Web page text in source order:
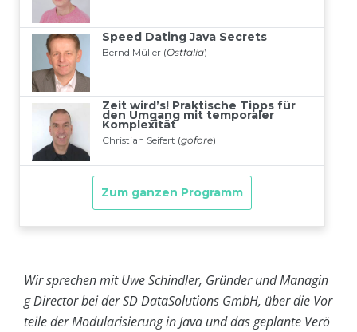
Wir sprechen mit Uwe Schindler, Gründer und Managin
g Director bei der SD DataSolutions GmbH, über die Vor
teile der Modularisierung in Java und das geplante Verö